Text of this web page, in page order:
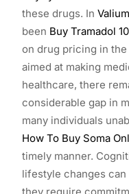
these drugs. In
been Buy Tramadol
on drug pricing in
aimed at making
healthcare, there
considerable gap in
many individuals
How To Buy Soma
timely manner.
lifestyle changes